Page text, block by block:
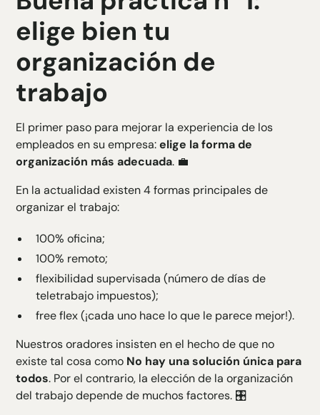
elige bien tu
organización de
trabajo
El primer paso para mejorar la experiencia de los
empleados en su empresa:elige la forma de
organización más adecuada. 💼
En la actualidad existen 4 formas principales de
organizar el trabajo:
100% oficina;
100% remoto;
flexibilidad supervisada (número de días de
teletrabajo impuestos);
free flex (¡cada uno hace lo que le parece mejor!).
Nuestros oradores insisten en el hecho de que no
existe tal cosa como No hay una solución única para
todos. Por el contrario, la elección de la organización
del trabajo depende de muchos factores. 🎛️